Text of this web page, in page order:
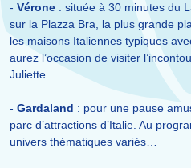
- Vérone : située à 30 minutes du
sur la Plazza Bra, la plus grande
les maisons Italiennes typiques
aurez l’occasion de visiter
Juliette.
- Gardaland : pour une pause
parc d’attractions d’Italie. Au
univers thématiques variés…